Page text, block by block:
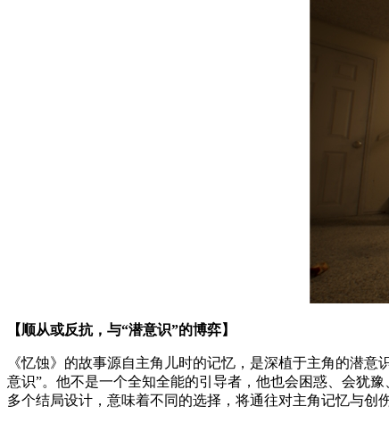
【顺从或反抗，与“潜意识”的博弈】
《忆蚀》的故事源自主角儿时的记忆，是深植于主角的潜
意识”。他不是一个全知全能的引导者，他也会困惑、会犹
多个结局设计，意味着不同的选择，将通往对主角记忆与创